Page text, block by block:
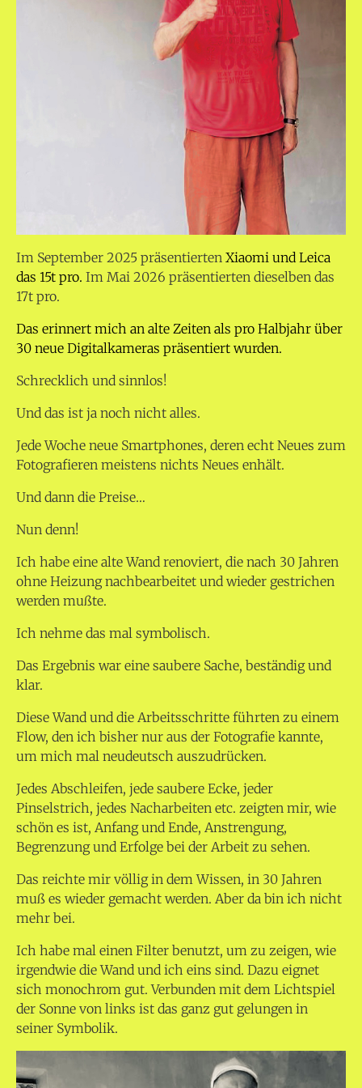
Im September 2025 präsentierten Xiaomi und Leica
das 15t pro. Im Mai 2026 präsentierten dieselben das
17t pro.
Das erinnert mich an alte Zeiten als pro Halbjahr über
30 neue Digitalkameras präsentiert wurden.
Schrecklich und sinnlos!
Und das ist ja noch nicht alles.
Jede Woche neue Smartphones, deren echt Neues zum
Fotografieren meistens nichts Neues enhält.
Und dann die Preise…
Nun denn!
Ich habe eine alte Wand renoviert, die nach 30 Jahren
ohne Heizung nachbearbeitet und wieder gestrichen
werden mußte.
Ich nehme das mal symbolisch.
Das Ergebnis war eine saubere Sache, beständig und
klar.
Diese Wand und die Arbeitsschritte führten zu einem
Flow, den ich bisher nur aus der Fotografie kannte,
um mich mal neudeutsch auszudrücken.
Jedes Abschleifen, jede saubere Ecke, jeder
Pinselstrich, jedes Nacharbeiten etc. zeigten mir, wie
schön es ist, Anfang und Ende, Anstrengung,
Begrenzung und Erfolge bei der Arbeit zu sehen.
Das reichte mir völlig in dem Wissen, in 30 Jahren
muß es wieder gemacht werden. Aber da bin ich nicht
mehr bei.
Ich habe mal einen Filter benutzt, um zu zeigen, wie
irgendwie die Wand und ich eins sind. Dazu eignet
sich monochrom gut. Verbunden mit dem Lichtspiel
der Sonne von links ist das ganz gut gelungen in
seiner Symbolik.